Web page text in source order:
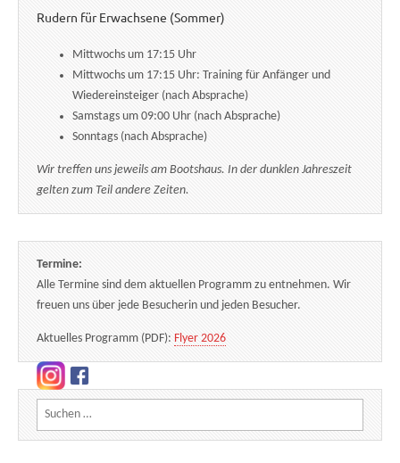
Rudern für Erwachsene (Sommer)
Mittwochs um 17:15 Uhr
Mittwochs um 17:15 Uhr: Training für Anfänger und
Wiedereinsteiger (nach Absprache)
Samstags um 09:00 Uhr (nach Absprache)
Sonntags (nach Absprache)
Wir treffen uns jeweils am Bootshaus. In der dunklen Jahreszeit
gelten zum Teil andere Zeiten.
Termine:
Alle Termine sind dem aktuellen Programm zu entnehmen. Wir
freuen uns über jede Besucherin und jeden Besucher.
Aktuelles Programm (PDF): Flyer 2026
Suchen nach: